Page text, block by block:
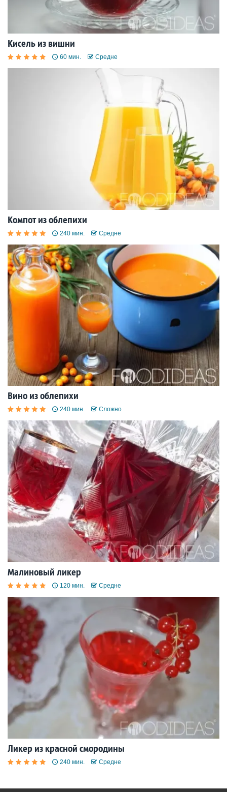
Кисель из вишни
60 мин. Средне
Компот из облепихи
240 мин. Средне
Вино из облепихи
240 мин. Сложно
Малиновый ликер
120 мин. Средне
Ликер из красной смородины
240 мин. Средне